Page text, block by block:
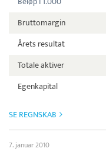
Bruttomargin
Årets resultat
Totale aktiver
Egenkapital
SE REGNSKAB
7. januar 2010